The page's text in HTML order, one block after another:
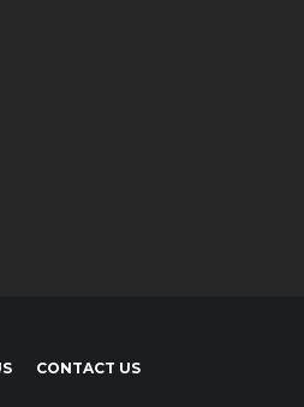
CONTACT US